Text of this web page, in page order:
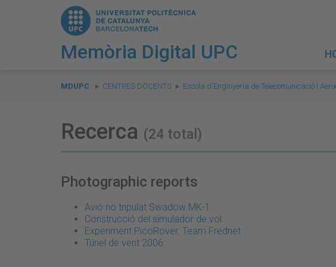
Memòria Digital UPC
are
MDUPC CENTRES DOCENTS Escola d'Enginyeria de Telecomunicació i
Recerca (24 total)
Photographic reports
Avió no tripulat Swadow MK-1
Construcció del simulador de vol
Experiment PicoRover. Team Frednet
Túnel de vent 2006